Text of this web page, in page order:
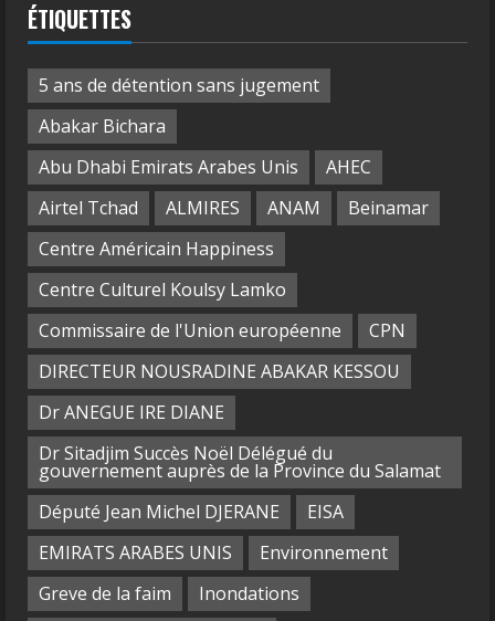
ÉTIQUETTES
5 ans de détention sans jugement
Abakar Bichara
Abu Dhabi Emirats Arabes Unis
AHEC
Airtel Tchad
ALMIRES ANAM
Beinamar
Centre Américain Happiness
Centre Culturel Koulsy Lamko
Commissaire de l'Union européenne
CPN
DIRECTEUR NOUSRADINE ABAKAR KESSOU
Dr ANEGUE IRE DIANE
Dr Sitadjim Succès Noël Délégué du
gouvernement auprès de la Province du Salamat
Député Jean Michel DJERANE
EISA
EMIRATS ARABES UNIS
Environnement
Greve de la faim
Inondations